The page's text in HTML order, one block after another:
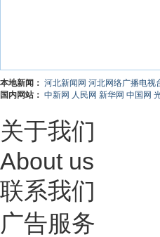
本地新闻： 河北新闻网 河北网络广播电视
国内网站： 中新网 人民网 新华网 中国网
关于我们
About us
联系我们
广告服务